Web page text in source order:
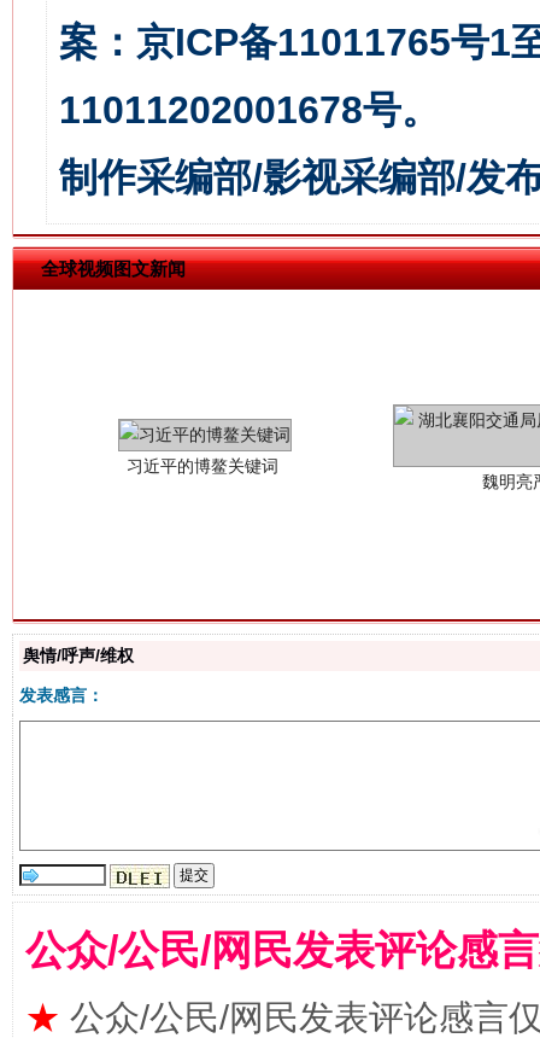
案：京ICP备11011765号1
11011202001678号。
制作采编部/影视采编部/发
全球视频图文新闻
生
揭批美国五大"原罪" "炒
舆情/呼声/维权
发表感言：
公众/公民/网民发表评论感
★ 公众/公民/网民发表评论感言